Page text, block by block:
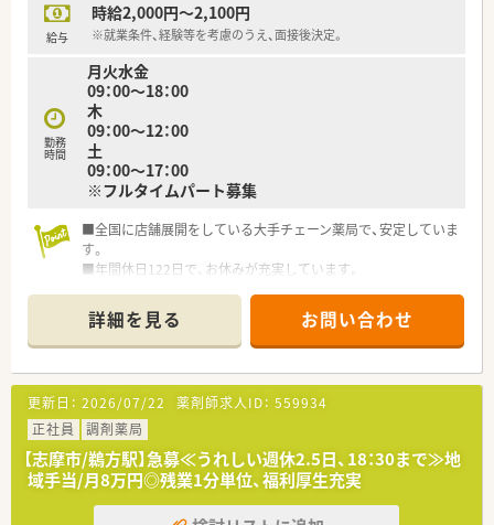
給与
時給2,000円～2,100円
※就業条件、経験等を考慮のうえ、面接後決定。
勤務
時間
月火水金
09：00～18：00
木
09：00～12：00
土
09：00～17：00
※フルタイムパート募集
■全国に店舗展開をしている大手チェーン薬局で、安定していま
す。
■年間休日122日で、お休みが充実しています。
詳細を見る お問い合わせ
更新日： 2026/07/22 薬剤師求人ID： 559934
正社員
調剤薬局
【志摩市/鵜方駅】急募≪うれしい週休2.5日、18：30まで≫地
域手当/月8万円◎残業1分単位、福利厚生充実